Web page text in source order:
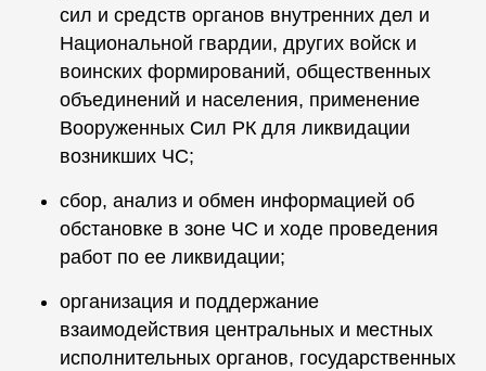
сил и средств органов внутренних дел и
Национальной гвардии, других войск и
воинских формирований, общественных
объединений и населения, применение
Вооруженных Сил РК для ликвидации
возникших ЧС;
сбор, анализ и обмен информацией об
обстановке в зоне ЧС и ходе проведения
работ по ее ликвидации;
организация и поддержание
взаимодействия центральных и местных
исполнительных органов, государственных